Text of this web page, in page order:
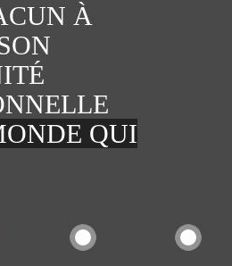
À
QUI